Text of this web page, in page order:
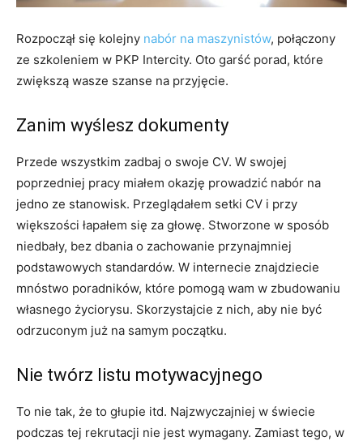
Rozpoczął się kolejny nabór na maszynistów, połączony
ze szkoleniem w PKP Intercity. Oto garść porad, które
zwiększą wasze szanse na przyjęcie.
Zanim wyślesz dokumenty
Przede wszystkim zadbaj o swoje CV. W swojej
poprzedniej pracy miałem okazję prowadzić nabór na
jedno ze stanowisk. Przeglądałem setki CV i przy
większości łapałem się za głowę. Stworzone w sposób
niedbały, bez dbania o zachowanie przynajmniej
podstawowych standardów. W internecie znajdziecie
mnóstwo poradników, które pomogą wam w zbudowaniu
własnego życiorysu. Skorzystajcie z nich, aby nie być
odrzuconym już na samym początku.
Nie twórz listu motywacyjnego
To nie tak, że to głupie itd. Najzwyczajniej w świecie
podczas tej rekrutacji nie jest wymagany. Zamiast tego, w